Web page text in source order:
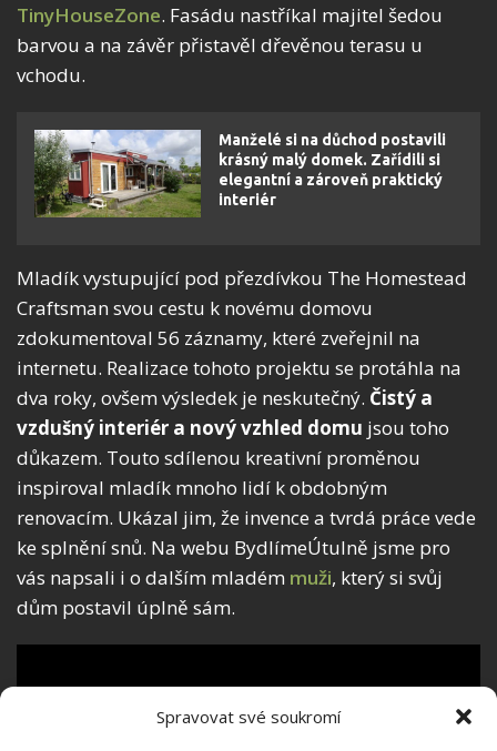
Spravovat své soukromí
TinyHouseZone. Fasádu nastříkal majitel šedou
barvou a na závěr přistavěl dřevěnou terasu u
vchodu.
Manželé si na důchod postavili
krásný malý domek. Zařídili si
elegantní a zároveň praktický
interiér
Mladík vystupující pod přezdívkou The Homestead
Craftsman svou cestu k novému domovu
zdokumentoval 56 záznamy, které zveřejnil na
internetu. Realizace tohoto projektu se protáhla na
dva roky, ovšem výsledek je neskutečný. Čistý a
vzdušný interiér a nový vzhled domu jsou toho
důkazem. Touto sdílenou kreativní proměnou
inspiroval mladík mnoho lidí k obdobným
renovacím. Ukázal jim, že invence a tvrdá práce vede
ke splnění snů. Na webu BydlímeÚtulně jsme pro
vás napsali i o dalším mladém muži, který si svůj
dům postavil úplně sám.